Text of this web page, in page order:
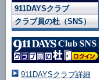
911DAYSクラブ
クラブ員の杜（SNS）
911DAYSクラブ詳細